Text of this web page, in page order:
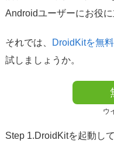
Androidユーザーにお役に
それでは、 DroidKitを無
試しましょうか。
ウ
Step 1.DroidKitを起動し